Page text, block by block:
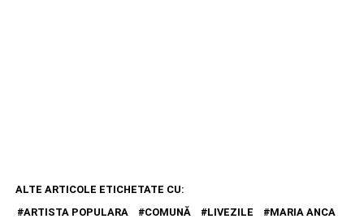
ALTE ARTICOLE ETICHETATE CU:
ARTISTA POPULARA
COMUNĂ LIVEZILE MARIA ANCA